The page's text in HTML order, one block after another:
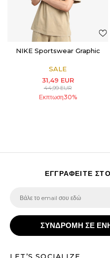
NIKE Sportswear Graphic
SALE
31,49 EUR
44,99EUR
Εκπτωση30%
ΕΓΓΡΑΦΕΙΤΕ
ΣΥΝΔΡΟΜΗ ΣΕ